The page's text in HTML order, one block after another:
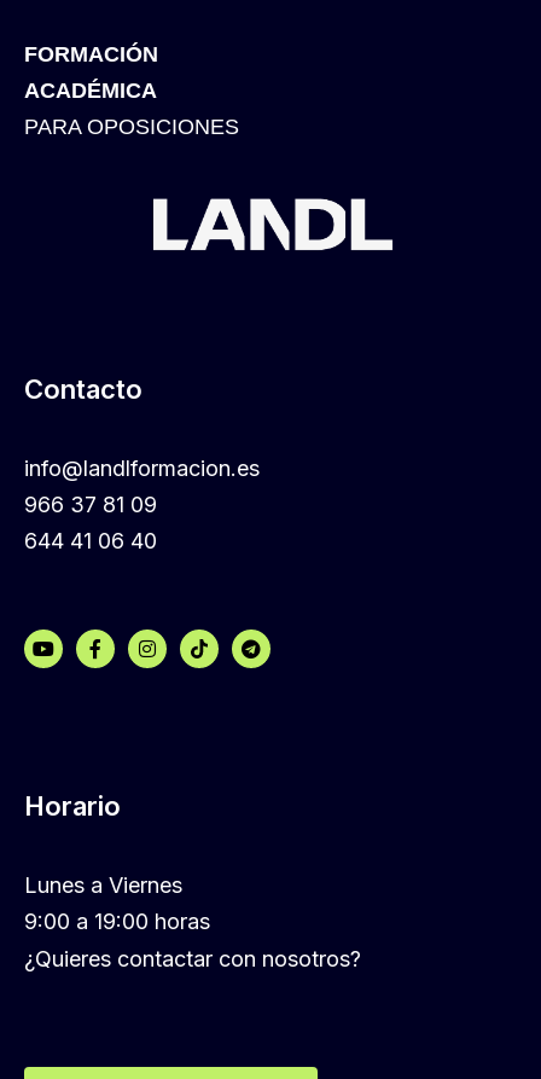
FORMACIÓN
ACADÉMICA
PARA OPOSICIONES
Contacto
info@landlformacion.es
966 37 81 09
644 41 06 40
Horario
Lunes a Viernes
9:00 a 19:00 horas
¿Quieres contactar con nosotros?